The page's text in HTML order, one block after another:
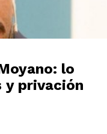
lo
y privación